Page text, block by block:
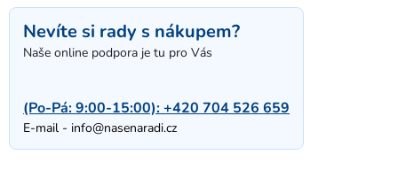
Nevíte si rady s nákupem?
Naše online podpora je tu pro Vás
(Po-Pá: 9:00-15:00):+420 704 526 659
E-mail - info@nasenaradi.cz